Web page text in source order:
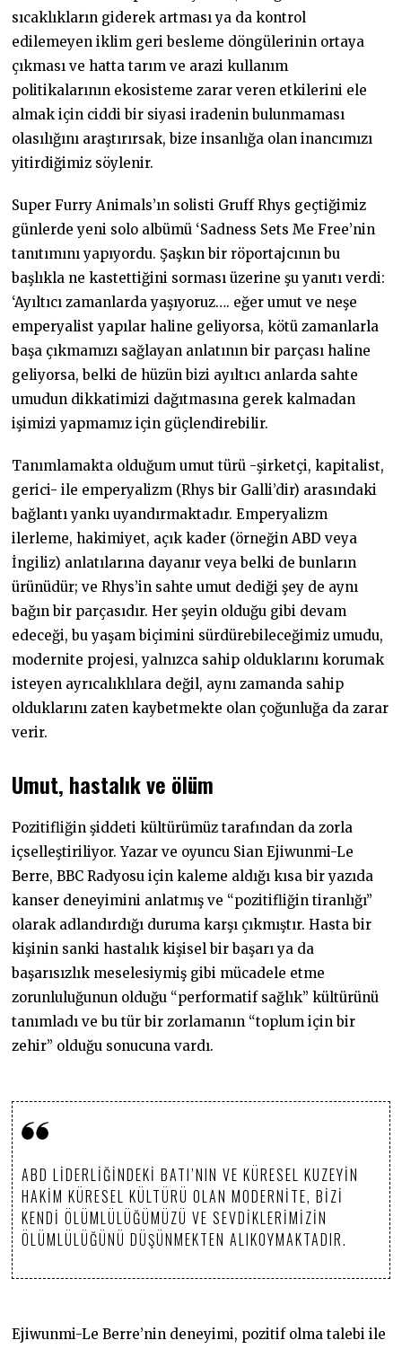
sıcaklıkların giderek artması ya da kontrol
edilemeyen iklim geri besleme döngülerinin ortaya
çıkması ve hatta tarım ve arazi kullanım
politikalarının ekosisteme zarar veren etkilerini ele
almak için ciddi bir siyasi iradenin bulunmaması
olasılığını araştırırsak, bize insanlığa olan inancımızı
yitirdiğimiz söylenir.
Super Furry Animals’ın solisti Gruff Rhys geçtiğimiz
günlerde yeni solo albümü ‘Sadness Sets Me Free’nin
tanıtımını yapıyordu. Şaşkın bir röportajcının bu
başlıkla ne kastettiğini sorması üzerine şu yanıtı verdi:
‘Ayıltıcı zamanlarda yaşıyoruz…. eğer umut ve neşe
emperyalist yapılar haline geliyorsa, kötü zamanlarla
başa çıkmamızı sağlayan anlatının bir parçası haline
geliyorsa, belki de hüzün bizi ayıltıcı anlarda sahte
umudun dikkatimizi dağıtmasına gerek kalmadan
işimizi yapmamız için güçlendirebilir.
Tanımlamakta olduğum umut türü -şirketçi, kapitalist,
gerici- ile emperyalizm (Rhys bir Galli’dir) arasındaki
bağlantı yankı uyandırmaktadır. Emperyalizm
ilerleme, hakimiyet, açık kader (örneğin ABD veya
İngiliz) anlatılarına dayanır veya belki de bunların
ürünüdür; ve Rhys’in sahte umut dediği şey de aynı
bağın bir parçasıdır. Her şeyin olduğu gibi devam
edeceği, bu yaşam biçimini sürdürebileceğimiz umudu,
modernite projesi, yalnızca sahip olduklarını korumak
isteyen ayrıcalıklılara değil, aynı zamanda sahip
olduklarını zaten kaybetmekte olan çoğunluğa da zarar
verir.
Umut, hastalık ve ölüm
Pozitifliğin şiddeti kültürümüz tarafından da zorla
içselleştiriliyor. Yazar ve oyuncu Sian Ejiwunmi-Le
Berre, BBC Radyosu için kaleme aldığı kısa bir yazıda
kanser deneyimini anlatmış ve “pozitifliğin tiranlığı”
olarak adlandırdığı duruma karşı çıkmıştır. Hasta bir
kişinin sanki hastalık kişisel bir başarı ya da
başarısızlık meselesiymiş gibi mücadele etme
zorunluluğunun olduğu “performatif sağlık” kültürünü
tanımladı ve bu tür bir zorlamanın “toplum için bir
zehir” olduğu sonucuna vardı.
ABD LIDERLIĞINDEKI BATI’NIN VE KÜRESEL KUZEYIN
HAKIM KÜRESEL KÜLTÜRÜ OLAN MODERNITE, BIZI
KENDI ÖLÜMLÜLÜĞÜMÜZÜ VE SEVDIKLERIMIZIN
ÖLÜMLÜLÜĞÜNÜ DÜŞÜNMEKTEN ALIKOYMAKTADIR.
Ejiwunmi-Le Berre’nin deneyimi, pozitif olma talebi ile